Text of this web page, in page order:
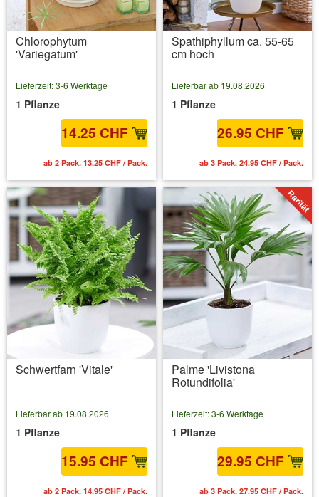
Chlorophytum
'Variegatum'
Lieferzeit: 3-6 Werktage
1 Pflanze
14.25 CHF
ab 2 Pack. 13.25 CHF / Pack.
Spathiphyllum ca. 55-65
cm hoch
Lieferbar ab 19.08.2026
1 Pflanze
26.95 CHF
ab 3 Pack. 24.95 CHF / Pack.
Schwertfarn 'Vitale'
Lieferbar ab 19.08.2026
1 Pflanze
15.95 CHF
ab 2 Pack. 14.95 CHF / Pack.
Palme 'Livistona
Rotundifolia'
Lieferzeit: 3-6 Werktage
1 Pflanze
29.95 CHF
ab 3 Pack. 27.95 CHF / Pack.